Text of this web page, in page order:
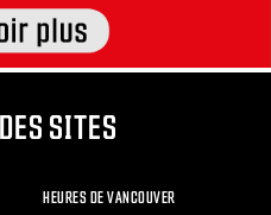
SITES
HEURES DE VANCOUVER